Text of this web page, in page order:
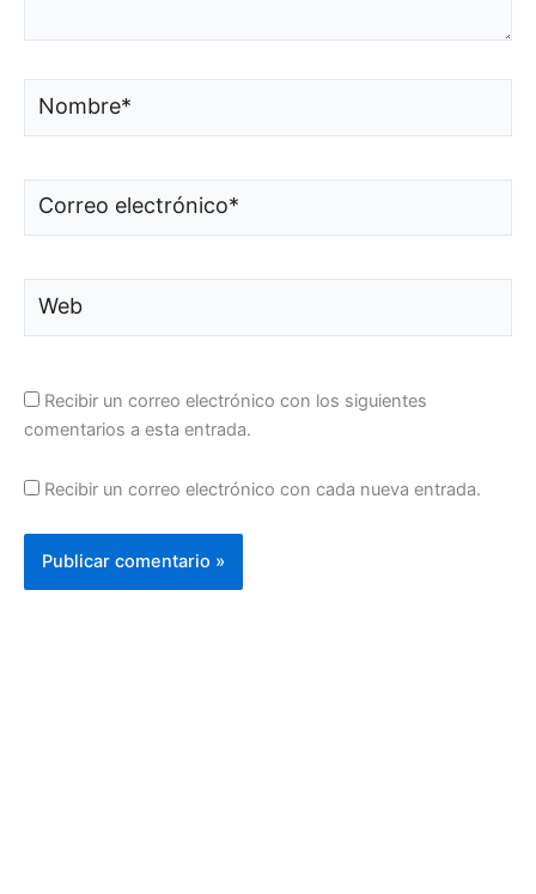
Correo
electrónico*
Recibir un correo electrónico con los siguientes
comentarios a esta entrada.
Recibir un correo electrónico con cada nueva entrada.